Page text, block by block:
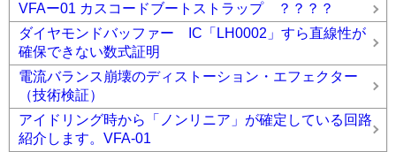
VFAー01 カスコードブートストラップ ？？？？
ダイヤモンドバッファー IC「LH0002」すら直線性が
確保できない数式証明
電流バランス崩壊のディストーション・エフェクター
（技術検証）
アイドリング時から「ノンリニア」が確定している回路
紹介します。VFA-01